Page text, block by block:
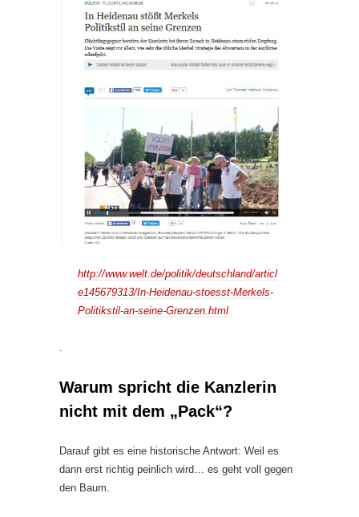
http://www.welt.de/politik/deutschland/articl
e145679313/In-Heidenau-stoesst-Merkels-
Politikstil-an-seine-Grenzen.html
Warum spricht die Kanzlerin
nicht mit dem „Pack“?
Darauf gibt es eine historische Antwort: Weil es
dann erst richtig peinlich wird… es geht voll gegen
den Baum.